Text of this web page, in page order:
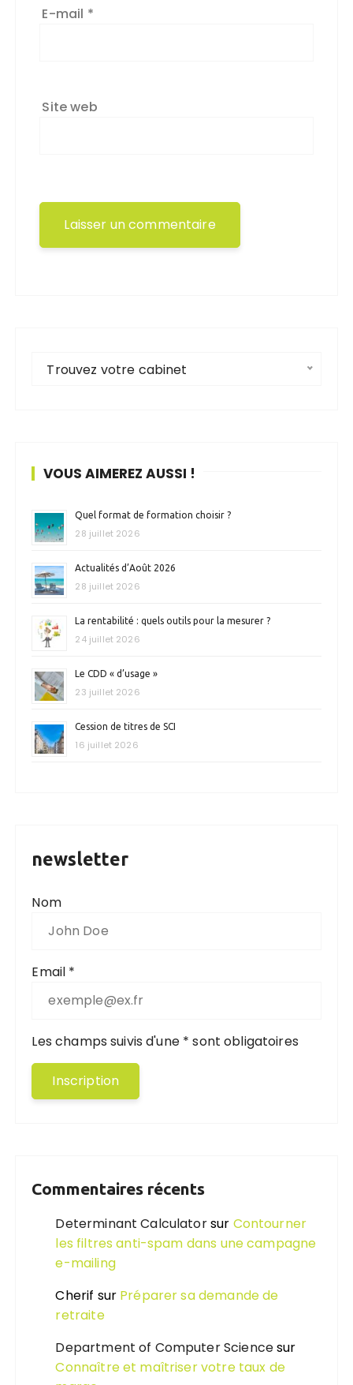
E-mail *
Site web
Trouvez votre cabinet
VOUS AIMEREZ AUSSI !
Quel format de formation choisir ?
28 juillet 2026
Actualités d’Août 2026
28 juillet 2026
La rentabilité : quels outils pour la mesurer ?
24 juillet 2026
Le CDD « d’usage »
23 juillet 2026
Cession de titres de SCI
16 juillet 2026
newsletter
Nom
Email *
Les champs suivis d'une * sont obligatoires
Commentaires récents
Determinant Calculatorsur Contourner
les filtres anti-spam dans une campagne
e-mailing
Cherif sur Préparer sa demande de
retraite
Department of Computer Sciencesur
Connaître et maîtriser votre taux de